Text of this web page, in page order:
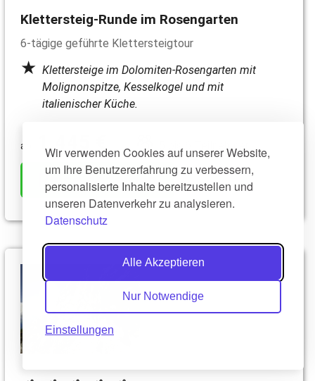
Wir verwenden Cookies auf unserer Website,
um Ihre Benutzererfahrung zu verbessern,
personalisierte Inhalte bereitzustellen und
unseren Datenverkehr zu analysieren.
Datenschutz
Alle Akzeptieren
Nur Notwendige
Einstellungen
Klettersteig-Runde im Rosengarten
6-tägige geführte Klettersteigtour
Klettersteige im Dolomiten-Rosengarten mit
Molignonspitze, Kesselkogel und mit
italienischer Küche.
1.445 € 5 bis 6 Teilnehmer
Reise anzeigen